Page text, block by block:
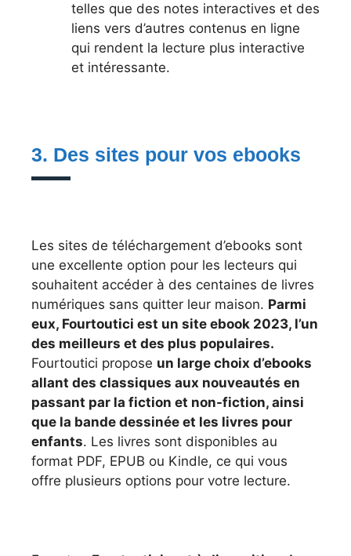
telles que des notes interactives et des
liens vers d’autres contenus en ligne
qui rendent la lecture plus interactive
et intéressante.
3. Des sites pour vos ebooks
Les sites de téléchargement d’ebooks sont
une excellente option pour les lecteurs qui
souhaitent accéder à des centaines de livres
numériques sans quitter leur maison. Parmi
eux, Fourtoutici est un site ebook 2023, l’un
des meilleurs et des plus populaires.
Fourtoutici propose un large choix d’ebooks
allant des classiques aux nouveautés en
passant par la fiction et non-fiction, ainsi
que la bande dessinée et les livres pour
enfants. Les livres sont disponibles au
format PDF, EPUB ou Kindle, ce qui vous
offre plusieurs options pour votre lecture.